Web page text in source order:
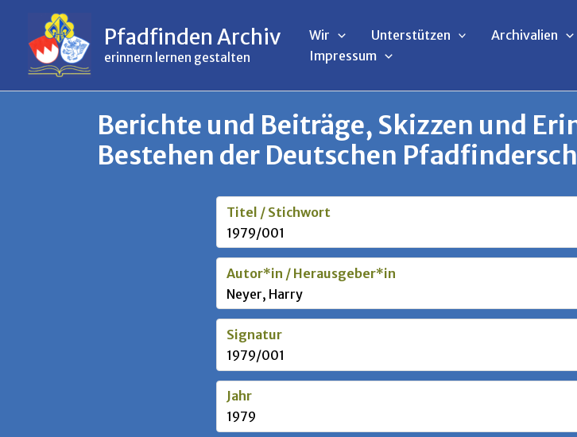
springen
springen
Pfadfinden Archiv
erinnern lernen gestalten
Wir Unterstützen Archivalien
Impressum
Berichte und Beiträge, Skizzen und
Bestehen der Deutschen
Titel / Stichwort
1979/001
Autor*in / Herausgeber*in
Neyer, Harry
Signatur
1979/001
Jahr
1979